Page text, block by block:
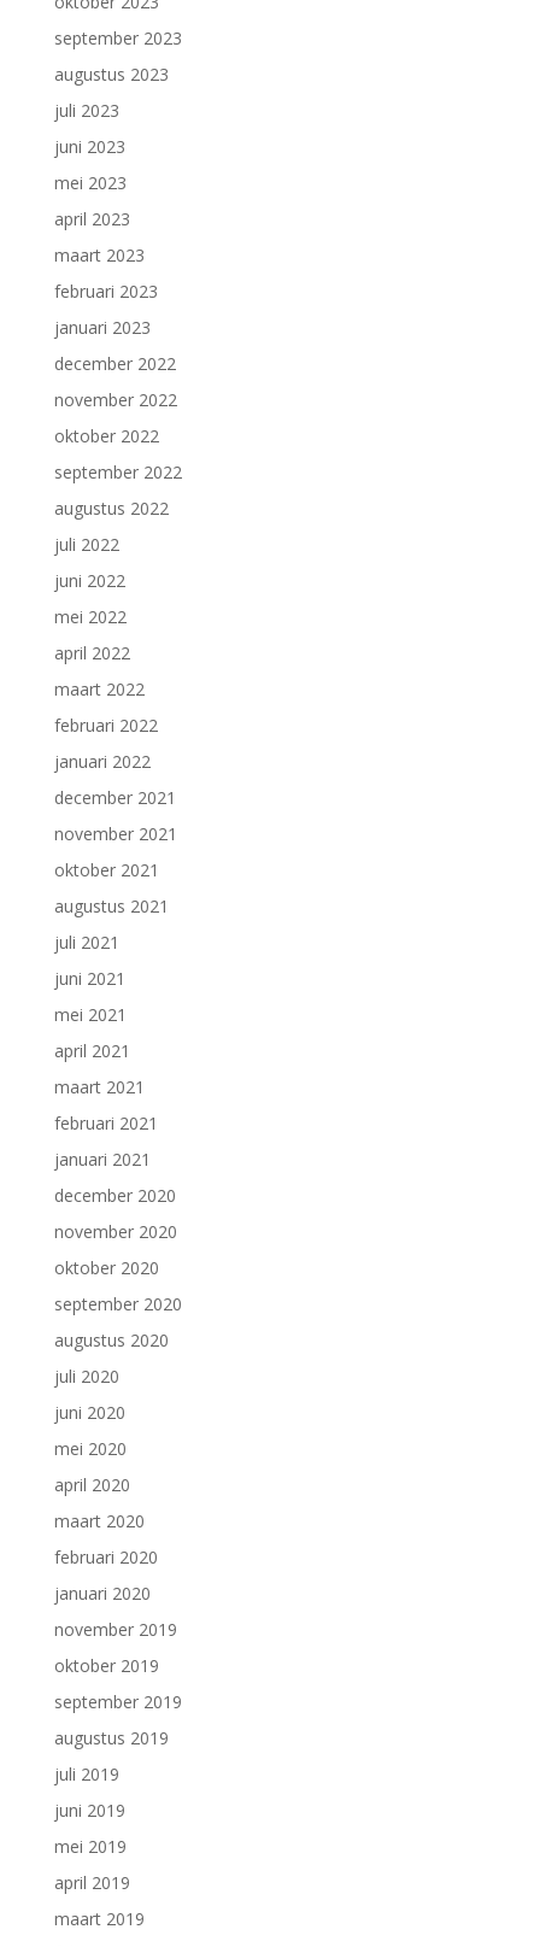
september 2023
augustus 2023
juli 2023
juni 2023
mei 2023
april 2023
maart 2023
februari 2023
januari 2023
december 2022
november 2022
oktober 2022
september 2022
augustus 2022
juli 2022
juni 2022
mei 2022
april 2022
maart 2022
februari 2022
januari 2022
december 2021
november 2021
oktober 2021
augustus 2021
juli 2021
juni 2021
mei 2021
april 2021
maart 2021
februari 2021
januari 2021
december 2020
november 2020
oktober 2020
september 2020
augustus 2020
juli 2020
juni 2020
mei 2020
april 2020
maart 2020
februari 2020
januari 2020
november 2019
oktober 2019
september 2019
augustus 2019
juli 2019
juni 2019
mei 2019
april 2019
maart 2019